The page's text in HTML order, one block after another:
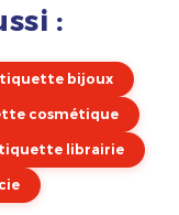
:
bijoux
cosmétique
librairie